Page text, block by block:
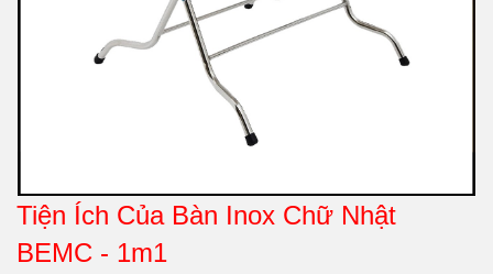
Tiện Ích Của Bàn Inox Chữ Nhật
BEMC - 1m1